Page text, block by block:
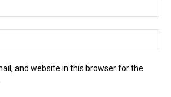
and website in this browser for the